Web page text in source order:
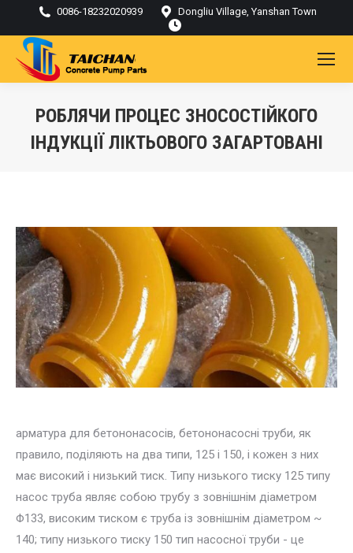
0086-18232020939 Dongliu Village, Yanshan Town
РОБЛЯЧИ ПРОЦЕС ЗНОСОСТІЙКОГО
ІНДУКЦІЇ ЛІКТЬОВОГО ЗАГАРТОВАНІ
арматура для бетононасосів, бетононасосні труби, як
правило, поділяють на два типи, 125 і 150, і кожен з них
має високий і низький тиск. Типу низького тиску 125 типу
насос труба являє собою трубу з зовнішнім діаметром
Φ133, високим тиском є ​​труба із зовнішнім діаметром ~
140; типу низького тиску 150 тип насосної труби - це